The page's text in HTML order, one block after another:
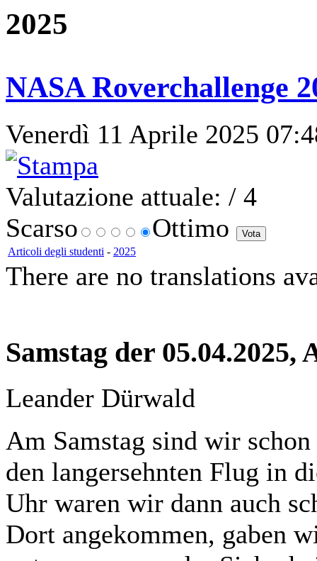
2025
NASA Roverchallenge
Venerdì 11 Aprile 2025
Valutazione attuale: / 4
Scarso
Ottimo
Articoli degli studenti - 2025
There are no translations
Samstag der 05.04.2025,
Leander Dürwald
Am Samstag sind wir
den langersehnten Flug in
Uhr waren wir dann auch
Dort angekommen, gaben